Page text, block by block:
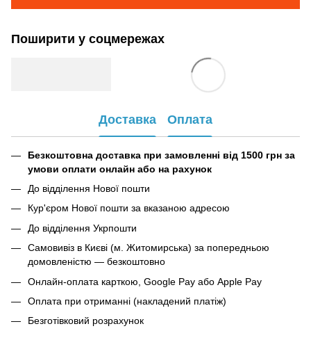
Поширити у соцмережах
Доставка Оплата
Безкоштовна доставка при замовленні від 1500 грн за
умови оплати онлайн або на рахунок
До відділення Нової пошти
Кур'єром Нової пошти за вказаною адресою
До відділення Укрпошти
Самовивіз в Києві (м. Житомирська) за попередньою
домовленістю — безкоштовно
Онлайн-оплата карткою, Google Pay або Apple Pay
Оплата при отриманні (накладений платіж)
Безготівковий розрахунок